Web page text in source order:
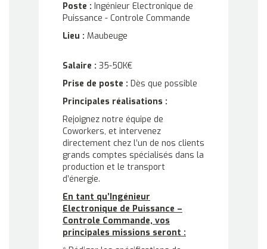
Poste : Ingénieur Electronique de
Puissance - Controle Commande
Lieu : Maubeuge
Salaire : 35-50K€
Prise de poste : Dès que possible
Principales réalisations :
Rejoignez notre équipe de
Coworkers, et intervenez
directement chez l’un de nos clients
grands comptes spécialisés dans la
production et le transport
d’énergie.
En tant qu’Ingénieur
Electronique de Puissance –
Controle Commande, vos
principales missions seront :